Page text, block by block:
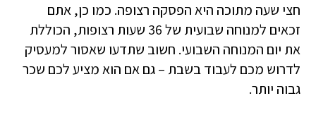
חצי שעה מתוכה היא הפסקה רצופה. כמו כן, אתם
זכאים למנוחה שבועית של 36 שעות רצופות, הכוללת
את יום המנוחה השבועי. חשוב שתדעו שאסור למעסיק
לדרוש מכם לעבוד בשבת – גם אם הוא מציע לכם שכר
גבוה יותר.